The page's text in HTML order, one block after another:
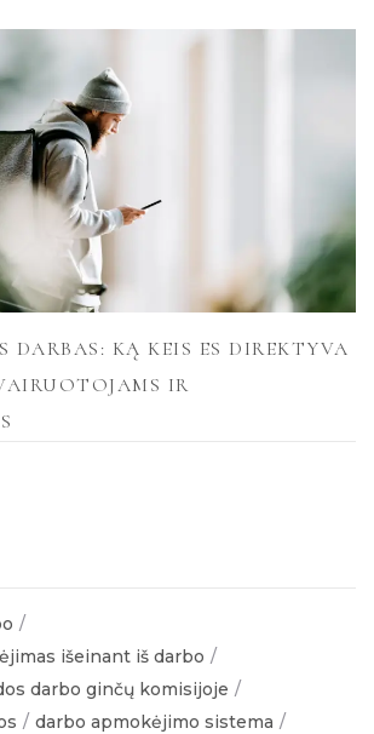
DARBAS: KĄ KEIS ES DIREKTYVA
IR
išeinant iš darbo
darbo ginčų komisijoje
darbo apmokėjimo sistema